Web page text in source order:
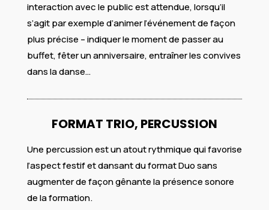
interaction avec le public est attendue, lorsqu’il
s’agit par exemple d’animer l’événement de façon
plus précise – indiquer le moment de passer au
buffet, fêter un anniversaire, entraîner les convives
dans la danse…
FORMAT TRIO, PERCUSSION
Une percussion est un atout rythmique qui favorise
l’aspect festif et dansant du format Duo sans
augmenter de façon gênante la présence sonore
de la formation.